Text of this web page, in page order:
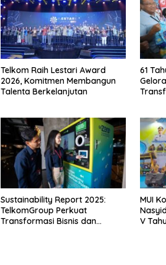
Telkom Raih Lestari Award
2026, Komitmen Membangun
Talenta Berkelanjutan
61
Sustainability Report 2025:
TelkomGroup Perkuat
Transformasi Bisnis dan
MUI
V